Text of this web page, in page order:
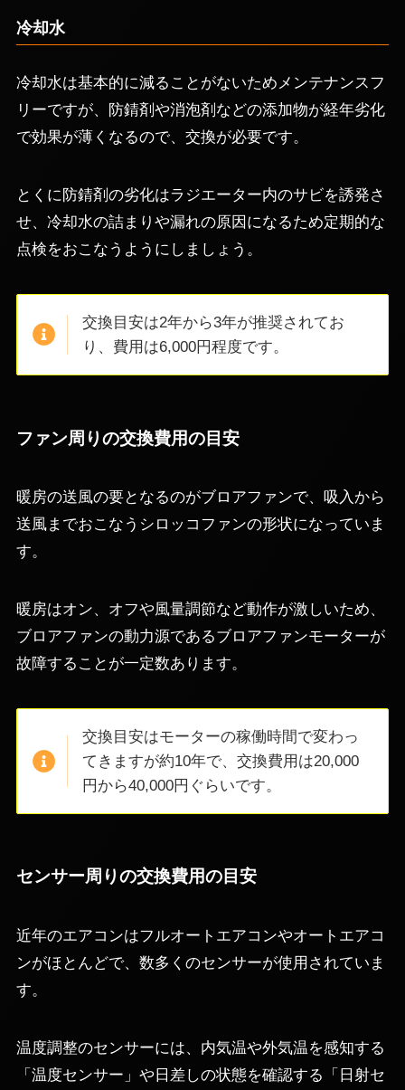
冷却水
冷却水は基本的に減ることがないためメンテナンスフ
リーですが、防錆剤や消泡剤などの添加物が経年劣化
で効果が薄くなるので、交換が必要です。
とくに防錆剤の劣化はラジエーター内のサビを誘発さ
せ、冷却水の詰まりや漏れの原因になるため定期的な
点検をおこなうようにしましょう。
交換目安は2年から3年が推奨されてお
り、費用は6,000円程度です。
ファン周りの交換費用の目安
暖房の送風の要となるのがブロアファンで、吸入から
送風までおこなうシロッコファンの形状になっていま
す。
暖房はオン、オフや風量調節など動作が激しいため、
ブロアファンの動力源であるブロアファンモーターが
故障することが一定数あります。
交換目安はモーターの稼働時間で変わっ
てきますが約10年で、交換費用は20,000
円から40,000円ぐらいです。
センサー周りの交換費用の目安
近年のエアコンはフルオートエアコンやオートエアコ
ンがほとんどで、数多くのセンサーが使用されていま
す。
温度調整のセンサーには、内気温や外気温を感知する
「温度センサー」や日差しの状態を確認する「日射セ